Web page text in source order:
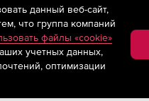
ресурсе store.softline.ru
(информационные
на основе сбора,
сведений, относящихся к
сети «Интернет»,
Российской
данный веб-сайт,
что группа компаний
файлы «cookie»
учетных данных,
оптимизации